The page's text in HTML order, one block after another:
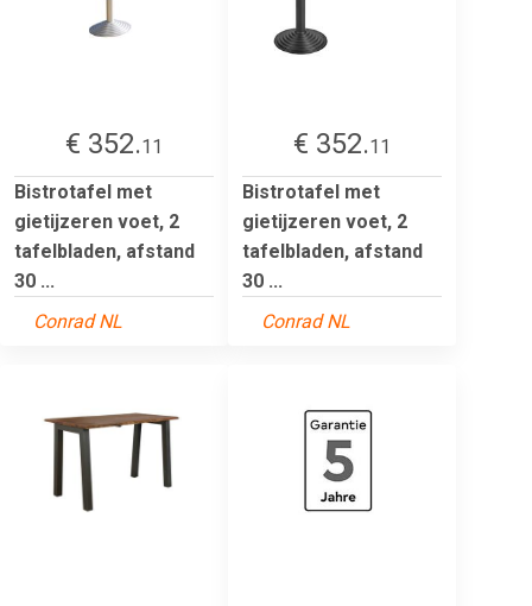
€ 352.11
Bistrotafel met
gietijzeren voet, 2
tafelbladen, afstand
30 ...
Conrad NL
€ 352.11
Bistrotafel met
gietijzeren voet, 2
tafelbladen, afstand
30 ...
Conrad NL